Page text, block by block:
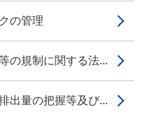
の管理
の規制に関する法...
出量の把握等及び...